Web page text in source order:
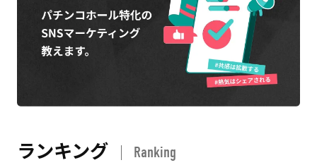
ランキング Ranking